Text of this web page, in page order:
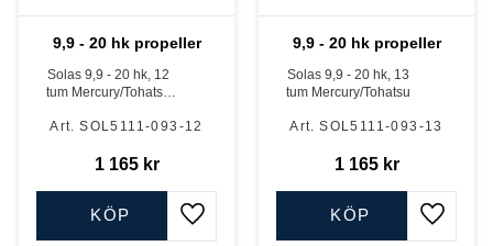
9,9 - 20 hk propeller
Solas 9,9 - 20 hk, 12
tum Mercury/Tohatsu
SOL5111-093-12
1 165kr
Lägg till i favoriter
KÖP
9,9 - 20 hk propeller
Solas 9,9 - 20 hk, 13
tum Mercury/Tohatsu
SOL5111-093-13
1 165kr
Lägg
KÖP